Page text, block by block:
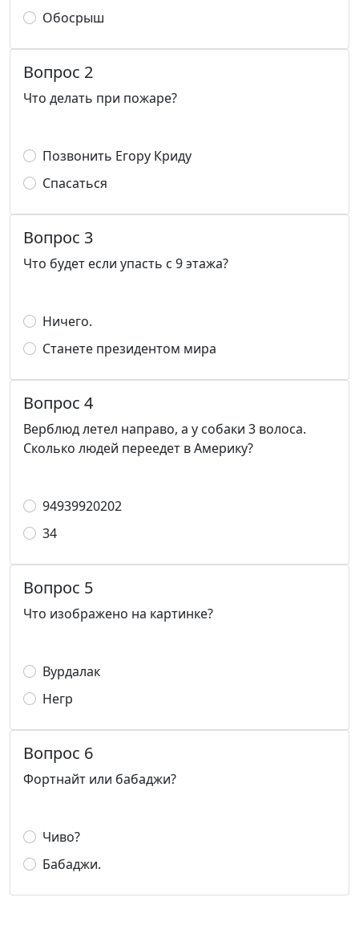
Обосрыш
Вопрос 2
Что делать при пожаре?
Позвонить Егору Криду
Спасаться
Вопрос 3
Что будет если упасть с 9 этажа?
Ничего.
Станете президентом мира
Вопрос 4
Верблюд летел направо, а у собаки 3 волоса.
Сколько людей переедет в Америку?
94939920202
34
Вопрос 5
Что изображено на картинке?
Вурдалак
Негр
Вопрос 6
Фортнайт или бабаджи?
Чиво?
Бабаджи.